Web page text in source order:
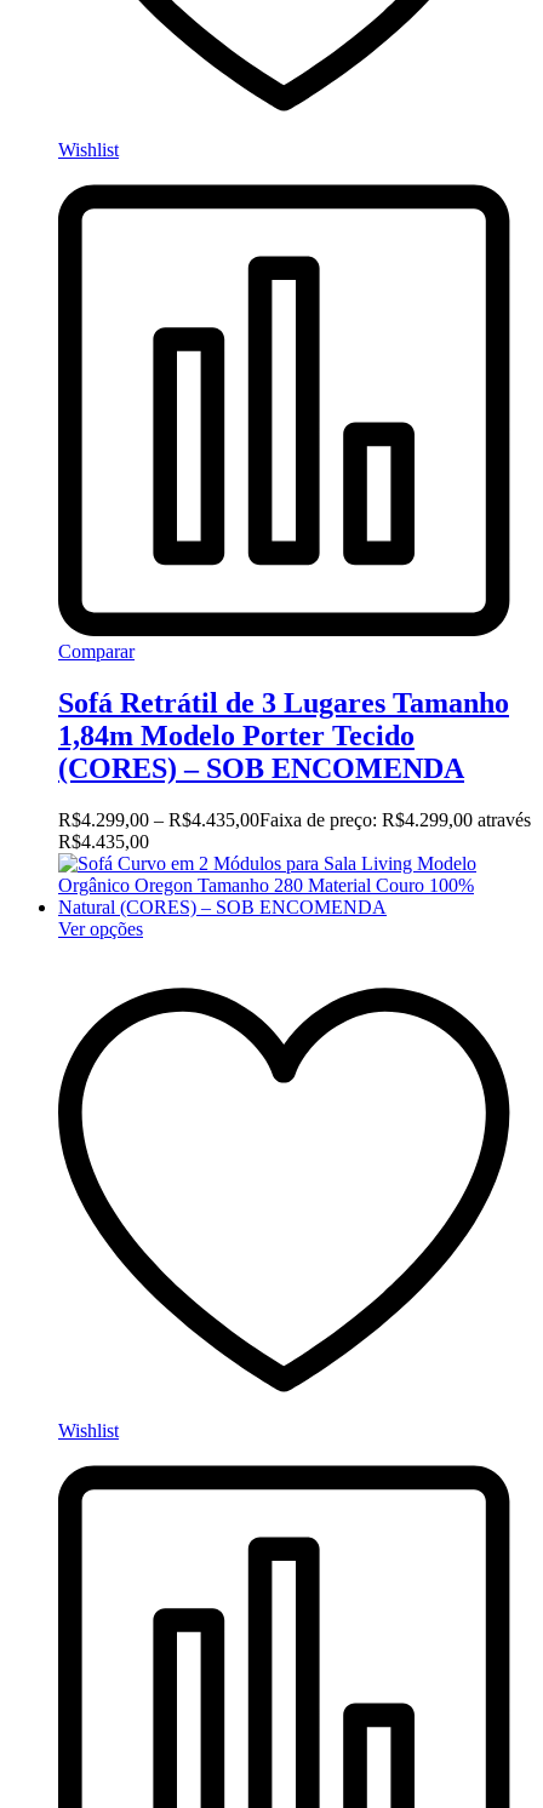
Wishlist
Comparar
Sofá Retrátil de 3 Lugares Tamanho
1,84m Modelo Porter Tecido
(CORES) – SOB ENCOMENDA
R$4.299,00 – R$4.435,00Faixa de preço: R$4.299,00 através
R$4.435,00
Ver opções
Wishlist